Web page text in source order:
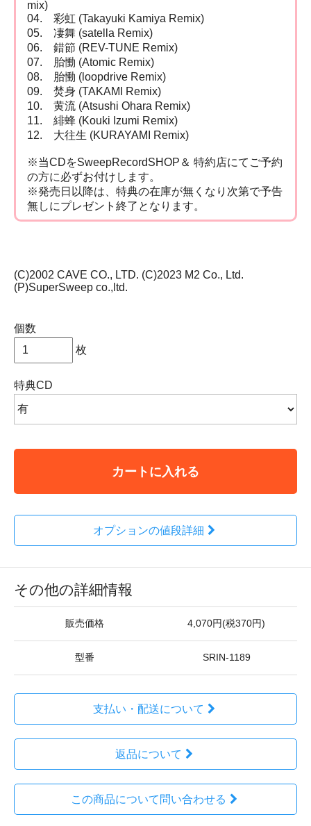
mix)
04. 彩虹 (Takayuki Kamiya Remix)
05. 凄舞 (satella Remix)
06. 錯節 (REV-TUNE Remix)
07. 胎慟 (Atomic Remix)
08. 胎慟 (loopdrive Remix)
09. 焚身 (TAKAMI Remix)
10. 黄流 (Atsushi Ohara Remix)
11. 緋蜂 (Kouki Izumi Remix)
12. 大往生 (KURAYAMI Remix)
※当CDをSweepRecordSHOP＆ 特約店にてご予約
の方に必ずお付けします。
※発売日以降は、特典の在庫が無くなり次第で予告
無しにプレゼント終了となります。
(C)2002 CAVE CO., LTD. (C)2023 M2 Co., Ltd.
(P)SuperSweep co.,ltd.
個数
枚
特典CD
カートに入れる
オプションの値段詳細
その他の詳細情報
販売価格 4,070円(税370円)
型番 SRIN-1189
支払い・配送について
返品について
この商品について問い合わせる